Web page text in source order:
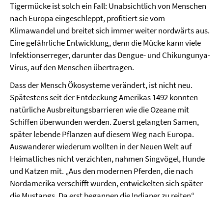
Tigermücke ist solch ein Fall: Unabsichtlich von Menschen
nach Europa eingeschleppt, profitiert sie vom
Klimawandel und breitet sich immer weiter nordwärts aus.
Eine gefährliche Entwicklung, denn die Mücke kann viele
Infektionserreger, darunter das Dengue- und Chikungunya-
Virus, auf den Menschen übertragen.
Dass der Mensch Ökosysteme verändert, ist nicht neu.
Spätestens seit der Entdeckung Amerikas 1492 konnten
natürliche Ausbreitungsbarrieren wie die Ozeane mit
Schiffen überwunden werden. Zuerst gelangten Samen,
später lebende Pflanzen auf diesem Weg nach Europa.
Auswanderer wiederum wollten in der Neuen Welt auf
Heimatliches nicht verzichten, nahmen Singvögel, Hunde
und Katzen mit. „Aus den modernen Pferden, die nach
Nordamerika verschifft wurden, entwickelten sich später